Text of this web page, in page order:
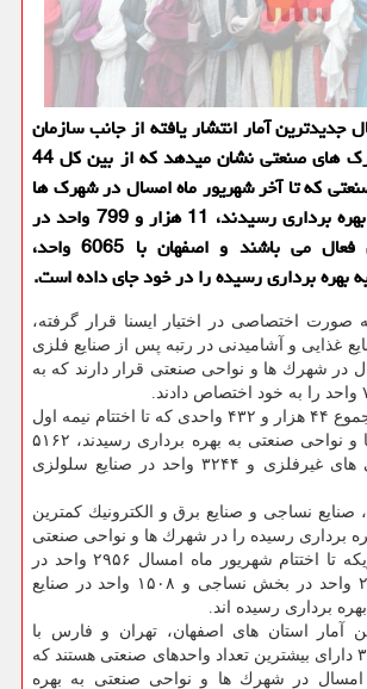
آمار انتشار یافته از جانب سازمان
صنایع كوچك و شهرك های صنعتی نشان میدهد كه از بین كل 44
واحد صنعتی كه تا آخر شهریور ماه امسال در شهرك ها
و نواحی صنعتی به بهره برداری رسیدند، 11 هزار و 799 واحد در
بخش صنایع فلزی فعال می باشند و اصفهان با 6065 واحد،
بهره برداری رسیده را در خود جای داده است.
صورت اختصاصی در اختیار ایسنا قرار گرفته،
غذایی و آشامیدنی در رتبه پس از صنایع فلزی
در شهرك ها و نواحی صنعتی قرار دارند كه به
همین طور از بین مجموع ۴۴ هزار و ۴۳۲ واحدی كه تا اختتام نیمه اول
امسال در شهرك ها و نواحی صنعتی به بهره برداری رسیدند، ۵۱۶۲
واحد در صنایع كانی های غیرفلزی و ۳۲۴۴ واحد در صنایع سلولزی
صنایع نساجی و صنایع برق و الكترونیك كمترین
برداری رسیده را در شهرك ها و نواحی صنعتی
اشغال كردند؛ بطوریكه تا اختتام شهریور ماه امسال ۲۹۵۶ واحد در
، ۲۳۷۸ واحد در بخش نساجی و ۱۵۰۸ واحد در صنایع
برداری رسیده اند.
آمار استان های اصفهان، تهران و فارس با
۶۰۶۵، ۵۵۷۶ و ۳۱۴۱ دارای بیشترین تعداد واحدهای صنعتی هستند كه
امسال در شهرك ها و نواحی صنعتی به بهره